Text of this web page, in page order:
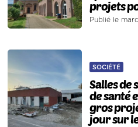
projets
Publié le
SOCIÉTÉ
Salles de
de santé
gros
jour sur